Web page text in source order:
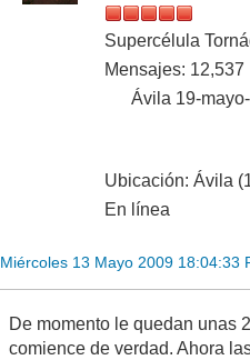
Supercélula
Mensajes: 12,537
Ávila 19-
Ubicación: Ávila
En línea
Miércoles 13 Mayo 2009 18:04:33
De momento le quedan unas
comience de verdad. Ahora